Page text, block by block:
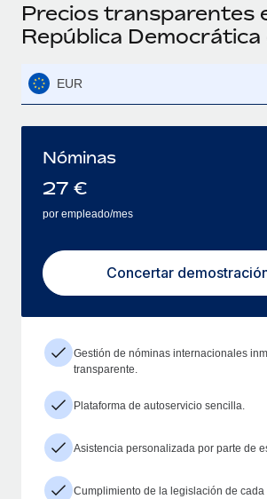
Precios transparentes
República Democrática
EUR
Nóminas
27 €
por empleado/mes
Concertar
Gestión de nóminas internacionales
transparente.
Plataforma de autoservicio sencilla.
Asistencia personalizada por parte de
Cumplimiento de la legislación de cada